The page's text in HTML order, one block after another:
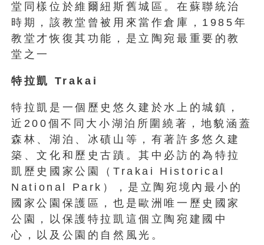
堂同樣位於維爾紐斯舊城區。在蘇聯統治
時期，該教堂曾被用來當作倉庫，1985年
教堂才恢復其功能，是立陶宛最重要的教
堂之一
特拉凱 Trakai
特拉凱是一個歷史悠久建於水上的城鎮，
近200個不同大小湖泊所圍繞著，地貌涵蓋
森林、湖泊、冰磧山等，有著許多悠久建
築、文化和歷史古蹟。其中必訪的為特拉
凱歷史國家公園（Trakai Historical
National Park），是立陶宛境內最小的
國家公園保護區，也是歐洲唯一歷史國家
公園，以保護特拉凱這個立陶宛建國中
心，以及公園的自然風光。